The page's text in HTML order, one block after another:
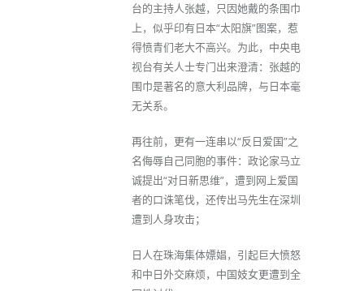
台的主持人张越，只因她戴的条围巾
上，似乎印有日本“太阳旗”图案，惹
得愤青们老大不高兴。为此，中央电
视台有关人士专门出来澄清：张越的
围巾是著名的意大利品牌，与日本毫
无关系。
再往前，更有一连串以“反日爱国”之
名侮辱自己同胞的事件：政论家马立
诚提出“对日新思维”，遭到网上爱国
者的口诛笔伐，还传出马先生在深圳
遭到人身攻击；
日人在珠海集体嫖娼，引起巨大愤怒
和中日外交麻烦，中国妓女更遭到全